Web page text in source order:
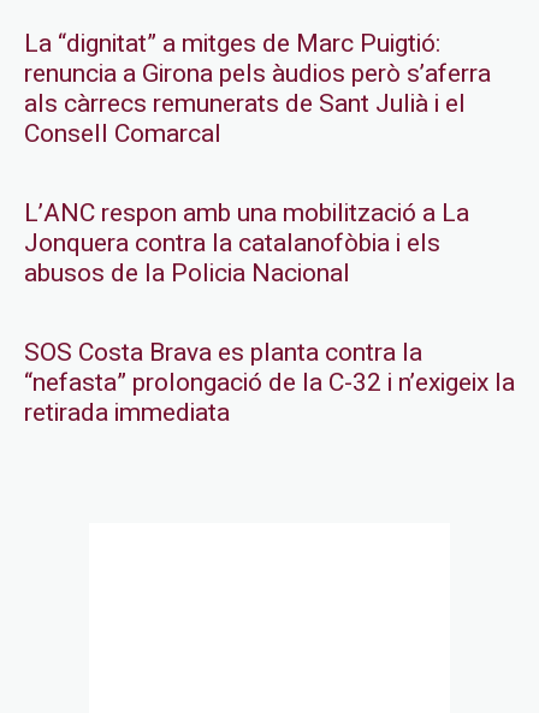
La “dignitat” a mitges de Marc Puigtió:
renuncia a Girona pels àudios però s’aferra
als càrrecs remunerats de Sant Julià i el
Consell Comarcal
L’ANC respon amb una mobilització a La
Jonquera contra la catalanofòbia i els
abusos de la Policia Nacional
SOS Costa Brava es planta contra la
“nefasta” prolongació de la C-32 i n’exigeix la
retirada immediata